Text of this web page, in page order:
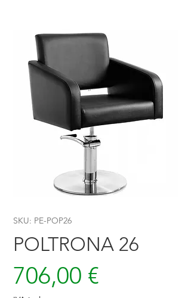
SKU: PE-POP26
POLTRONA 26
706,00 €